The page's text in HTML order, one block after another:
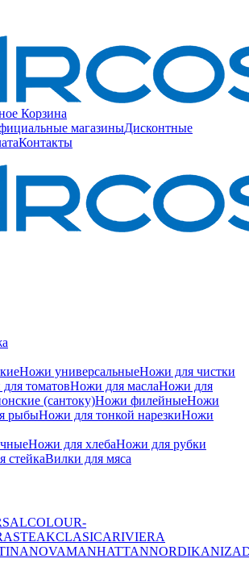
Корзина
магазиныДисконтные
Контакты
Ножи универсальныеНожи для чистки
томатовНожи для маслаНожи для
(сантоку)Ножи филейныеНожи
рыбыНожи для тонкой нарезкиНожи
Ножи для хлебаНожи для рубки
стейкаВилки для мяса
COLOUR-
STEAKCLASICARIVIERA
NOVAMANHATTANNORDIKANIZA